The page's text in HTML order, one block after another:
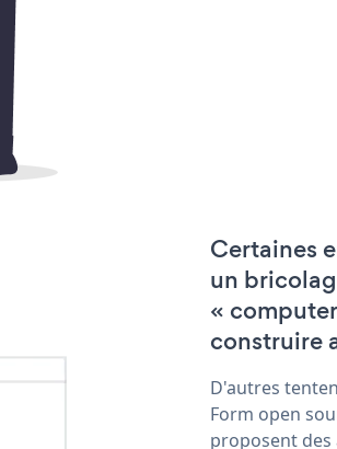
Certaines
un
«
construire
D'autres
Form open
proposent